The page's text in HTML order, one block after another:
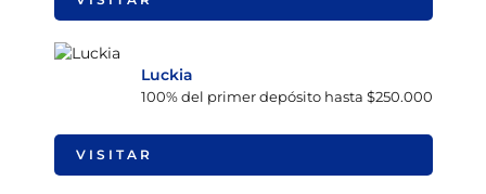
Luckia
100% del primer depósito hasta $250.000
VISITAR